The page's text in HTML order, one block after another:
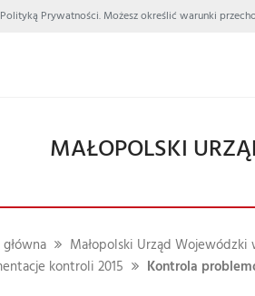
Prywatności. Możesz określić warunki
MAŁOPOLSKI
Małopolski Urząd Wojewódzki
kontroli 2015
Kontrola